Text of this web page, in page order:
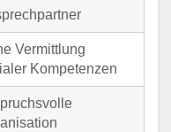
Vermittlung
Kompetenzen